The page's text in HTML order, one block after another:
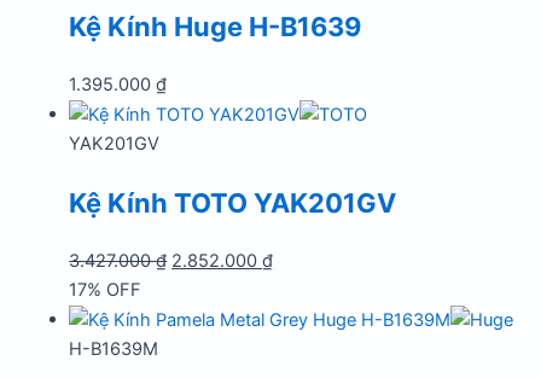
Kệ Kính Huge H-B1639
1.395.000₫
YAK201GV
Kệ Kính TOTO YAK201GV
3.427.000₫ Giá
là:
2.852.000₫Giá
tại
17% OFF
H-B1639M